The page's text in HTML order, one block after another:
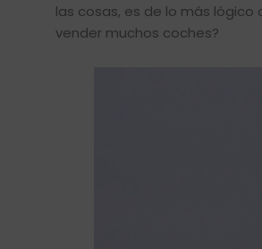
las cosas, es de lo más lógico
vender muchos coches?